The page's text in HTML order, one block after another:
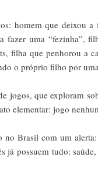
homem que deixou
uma “fezinha”,
filha que penhorou a
o próprio filho por
jogos, que exploram
elementar: jogo
Brasil com um
já possuem tudo: